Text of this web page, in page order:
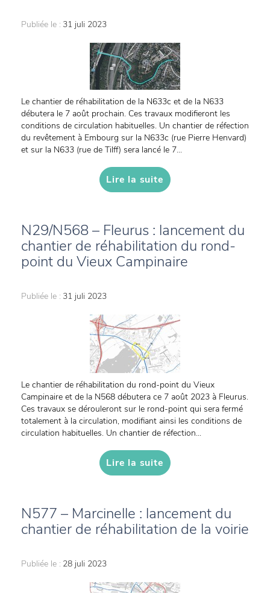
Publiée le : 31 juli 2023
Le chantier de réhabilitation de la N633c et de la N633
débutera le 7 août prochain. Ces travaux modifieront les
conditions de circulation habituelles. Un chantier de réfection
du revêtement à Embourg sur la N633c (rue Pierre Henvard)
et sur la N633 (rue de Tilff) sera lancé le 7...
Lire la suite
N29/N568 – Fleurus : lancement du
chantier de réhabilitation du rond-
point du Vieux Campinaire
Publiée le : 31 juli 2023
Le chantier de réhabilitation du rond-point du Vieux
Campinaire et de la N568 débutera ce 7 août 2023 à Fleurus.
Ces travaux se dérouleront sur le rond-point qui sera fermé
totalement à la circulation, modifiant ainsi les conditions de
circulation habituelles. Un chantier de réfection...
Lire la suite
N577 – Marcinelle : lancement du
chantier de réhabilitation de la voirie
Publiée le : 28 juli 2023